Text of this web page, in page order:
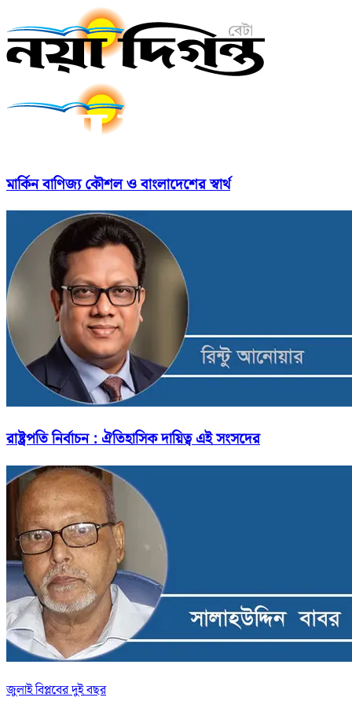
মার্কিন বাণিজ্য কৌশল ও বাংলাদেশের স্বার্থ
রাষ্ট্রপতি নির্বাচন : ঐতিহাসিক দায়িত্ব এই সংসদের
জুলাই বিপ্লবের দুই বছর